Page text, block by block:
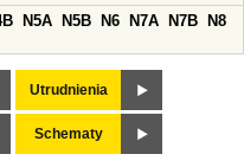
N5A N5B N6 N7A N7B
N8
Utrudnienia
Schematy